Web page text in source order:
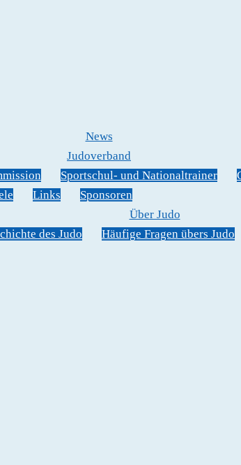
News
Judoverband
Sportschul- und Nationaltrainer
Links
Sponsoren
Über Judo
des Judo
Häufige Fragen übers Judo